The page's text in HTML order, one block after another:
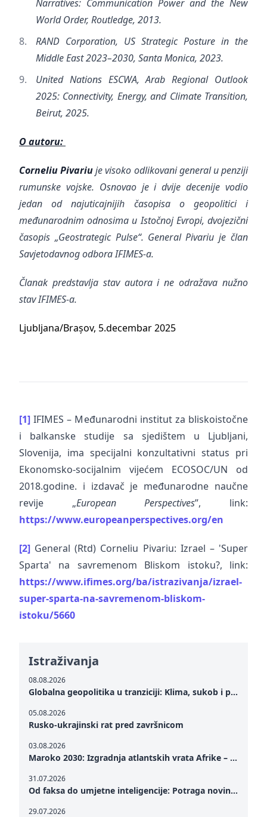
Narratives: Communication Power and the New
World Order, Routledge, 2013.
RAND Corporation, US Strategic Posture in the
Middle East 2023–2030, Santa Monica, 2023.
United Nations ESCWA, Arab Regional Outlook
2025: Connectivity, Energy, and Climate Transition,
Beirut, 2025.
O autoru:
Corneliu Pivariuje visoko odlikovani general u penziji
rumunske vojske. Osnovao je i dvije decenije vodio
jedan od najuticajnijih časopisa o geopolitici i
međunarodnim odnosima u Istočnoj Evropi, dvojezični
časopis „Geostrategic Pulse“. General Pivariu je član
Savjetodavnog odbora IFIMES-a.
Članak predstavlja stav autora i ne odražava nužno
stav IFIMES-a.
Ljubljana/Brașov, 5.decembar 2025
[1] IFIMES – Međunarodni institut za bliskoistočne
i balkanske studije sa sjedištem u Ljubljani,
Slovenija, ima specijalni konzultativni status pri
Ekonomsko-socijalnim vijećem ECOSOC/UN od
2018.godine. i izdavač je međunarodne naučne
revije „European Perspectives”, link:
https://www.europeanperspectives.org/en
[2] General (Rtd) Corneliu Pivariu: Izrael – 'Super
Sparta' na savremenom Bliskom istoku?, link:
https://www.ifimes.org/ba/istrazivanja/izrael-
super-sparta-na-savremenom-bliskom-
istoku/5660
Istraživanja
08.08.2026
Globalna geopolitika u tranziciji: Klima, sukob i potraga za mirom
05.08.2026
Rusko-ukrajinski rat pred završnicom
03.08.2026
Maroko 2030: Izgradnja atlantskih vrata Afrike – od Tangera u Mediteranu do novog geopolitičkog koridora
31.07.2026
Od faksa do umjetne inteligencije: Potraga novinarstva za istinom u digitalnom dobu
29.07.2026